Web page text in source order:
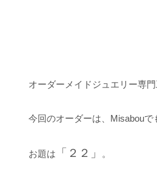
オーダーメイドジュエリー専門
今回のオーダーは、Misabou
お題は 「２２」 。